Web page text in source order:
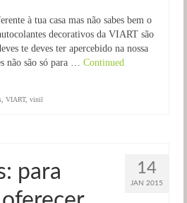
à tua casa mas não sabes bem o
decorativos da VIART são
te deves ter apercebido na nossa
não são só para … Continued
VIART, vinil
14
JAN 2015
para